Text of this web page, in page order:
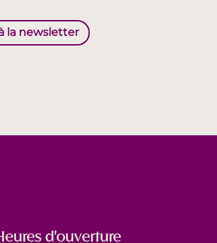
la newsletter
d'ouverture